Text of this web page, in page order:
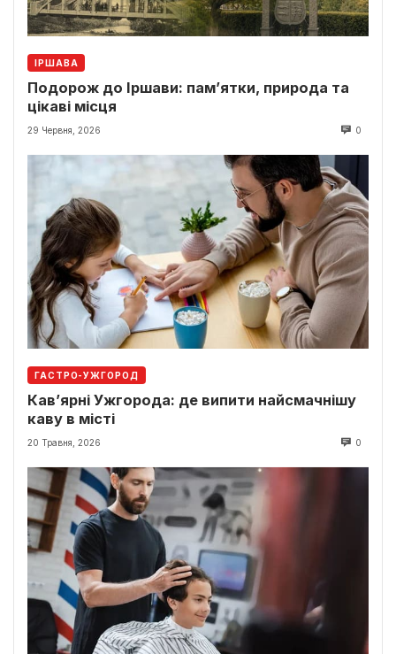
ІРШАВА
Подорож до Іршави: пам’ятки, природа та
цікаві місця
29 Червня, 2026 0
ГАСТРО-УЖГОРОД
Кав’ярні Ужгорода: де випити найсмачнішу
каву в місті
20 Травня, 2026 0